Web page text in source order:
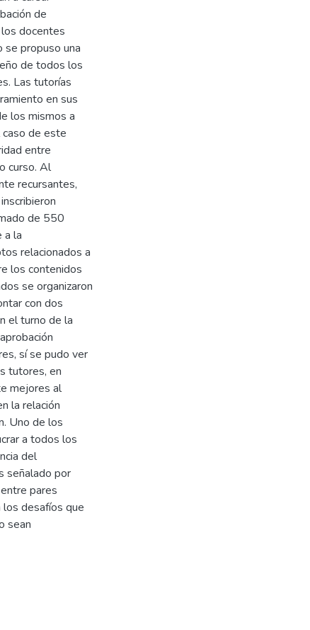
de
docentes
se propuso una
de todos los
Las tutorías
en sus
los mismos a
de este
entre
curso. Al
recursantes,
de 550
a la
relacionados a
los contenidos
se organizaron
con dos
el turno de la
sí se pudo ver
tutores, en
mejores al
la relación
Uno de los
a todos los
del
señalado por
pares
los desafíos que
sean